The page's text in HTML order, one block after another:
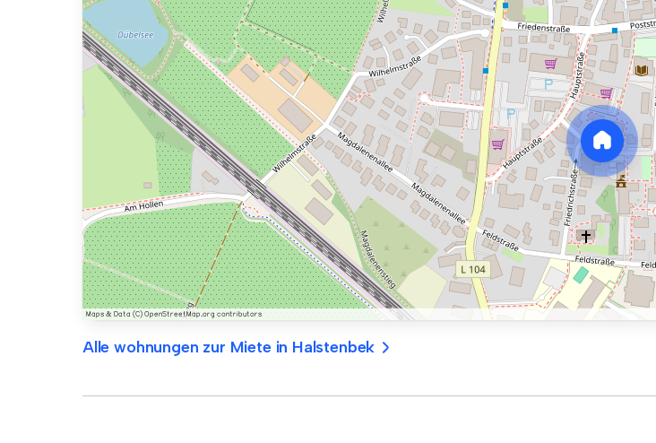
Alle wohnungen zur Miete in Halstenbek